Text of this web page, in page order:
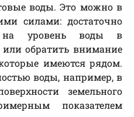
воды. Это можно в
силами: достаточно
на уровень воды в
обратить внимание
имеются рядом.
воды, например, в
земельного
показателем